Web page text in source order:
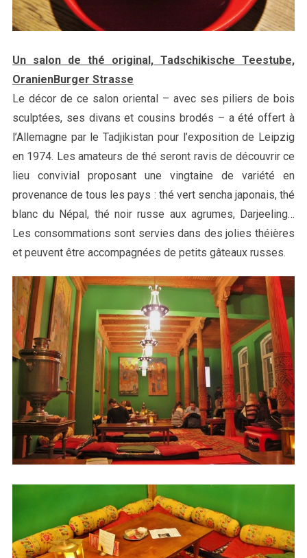
Un salon de thé original, Tadschikische Teestube,
OranienBurger Strasse
Le décor de ce salon oriental – avec ses piliers de bois
sculptées, ses divans et cousins brodés – a été offert à
l’Allemagne par le Tadjikistan pour l’exposition de Leipzig
en 1974. Les amateurs de thé seront ravis de découvrir ce
lieu convivial proposant une vingtaine de variété en
provenance de tous les pays : thé vert sencha japonais, thé
blanc du Népal, thé noir russe aux agrumes, Darjeeling…
Les consommations sont servies dans des jolies théières
et peuvent être accompagnées de petits gâteaux russes.